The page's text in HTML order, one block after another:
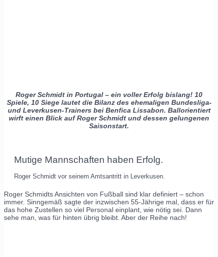
Roger Schmidt in Portugal – ein voller Erfolg bislang! 10
Spiele, 10 Siege lautet die Bilanz des ehemaligen Bundesliga-
und Leverkusen-Trainers bei Benfica Lissabon. Ballorientiert
wirft einen Blick auf Roger Schmidt und dessen gelungenen
Saisonstart.
Mutige Mannschaften haben Erfolg.
Roger Schmidt vor seinem Amtsantritt in Leverkusen.
Roger Schmidts Ansichten von Fußball sind klar definiert – schon
immer. Sinngemäß sagte der inzwischen 55-Jährige mal, dass er für
das hohe Zustellen so viel Personal einplant, wie nötig sei. Dann
sehe man, was für hinten übrig bleibt. Aber der Reihe nach!